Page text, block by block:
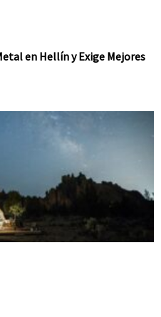
en Hellín y Exige Mejores